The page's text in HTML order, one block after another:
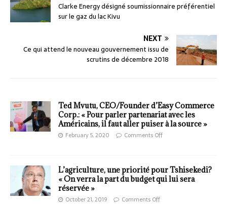
Clarke Energy désigné soumissionnaire préférentiel
sur le gaz du lac Kivu
NEXT
Ce qui attend le nouveau gouvernement issu de
scrutins de décembre 2018
Ted Mvutu, CEO/Founder d’Easy Commerce
Corp.: « Pour parler partenariat avec les
Américains, il faut aller puiser à la source »
February 5, 2020 Comments Off
L’agriculture, une priorité pour Tshisekedi?
« On verra la part du budget qui lui sera
réservée »
October 21, 2019 Comments Off